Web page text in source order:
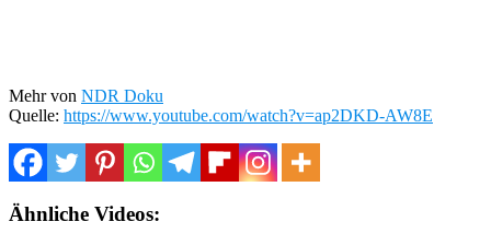
Mehr von NDR Doku
Quelle: https://www.youtube.com/watch?v=ap2DKD-AW8E
Ähnliche Videos: